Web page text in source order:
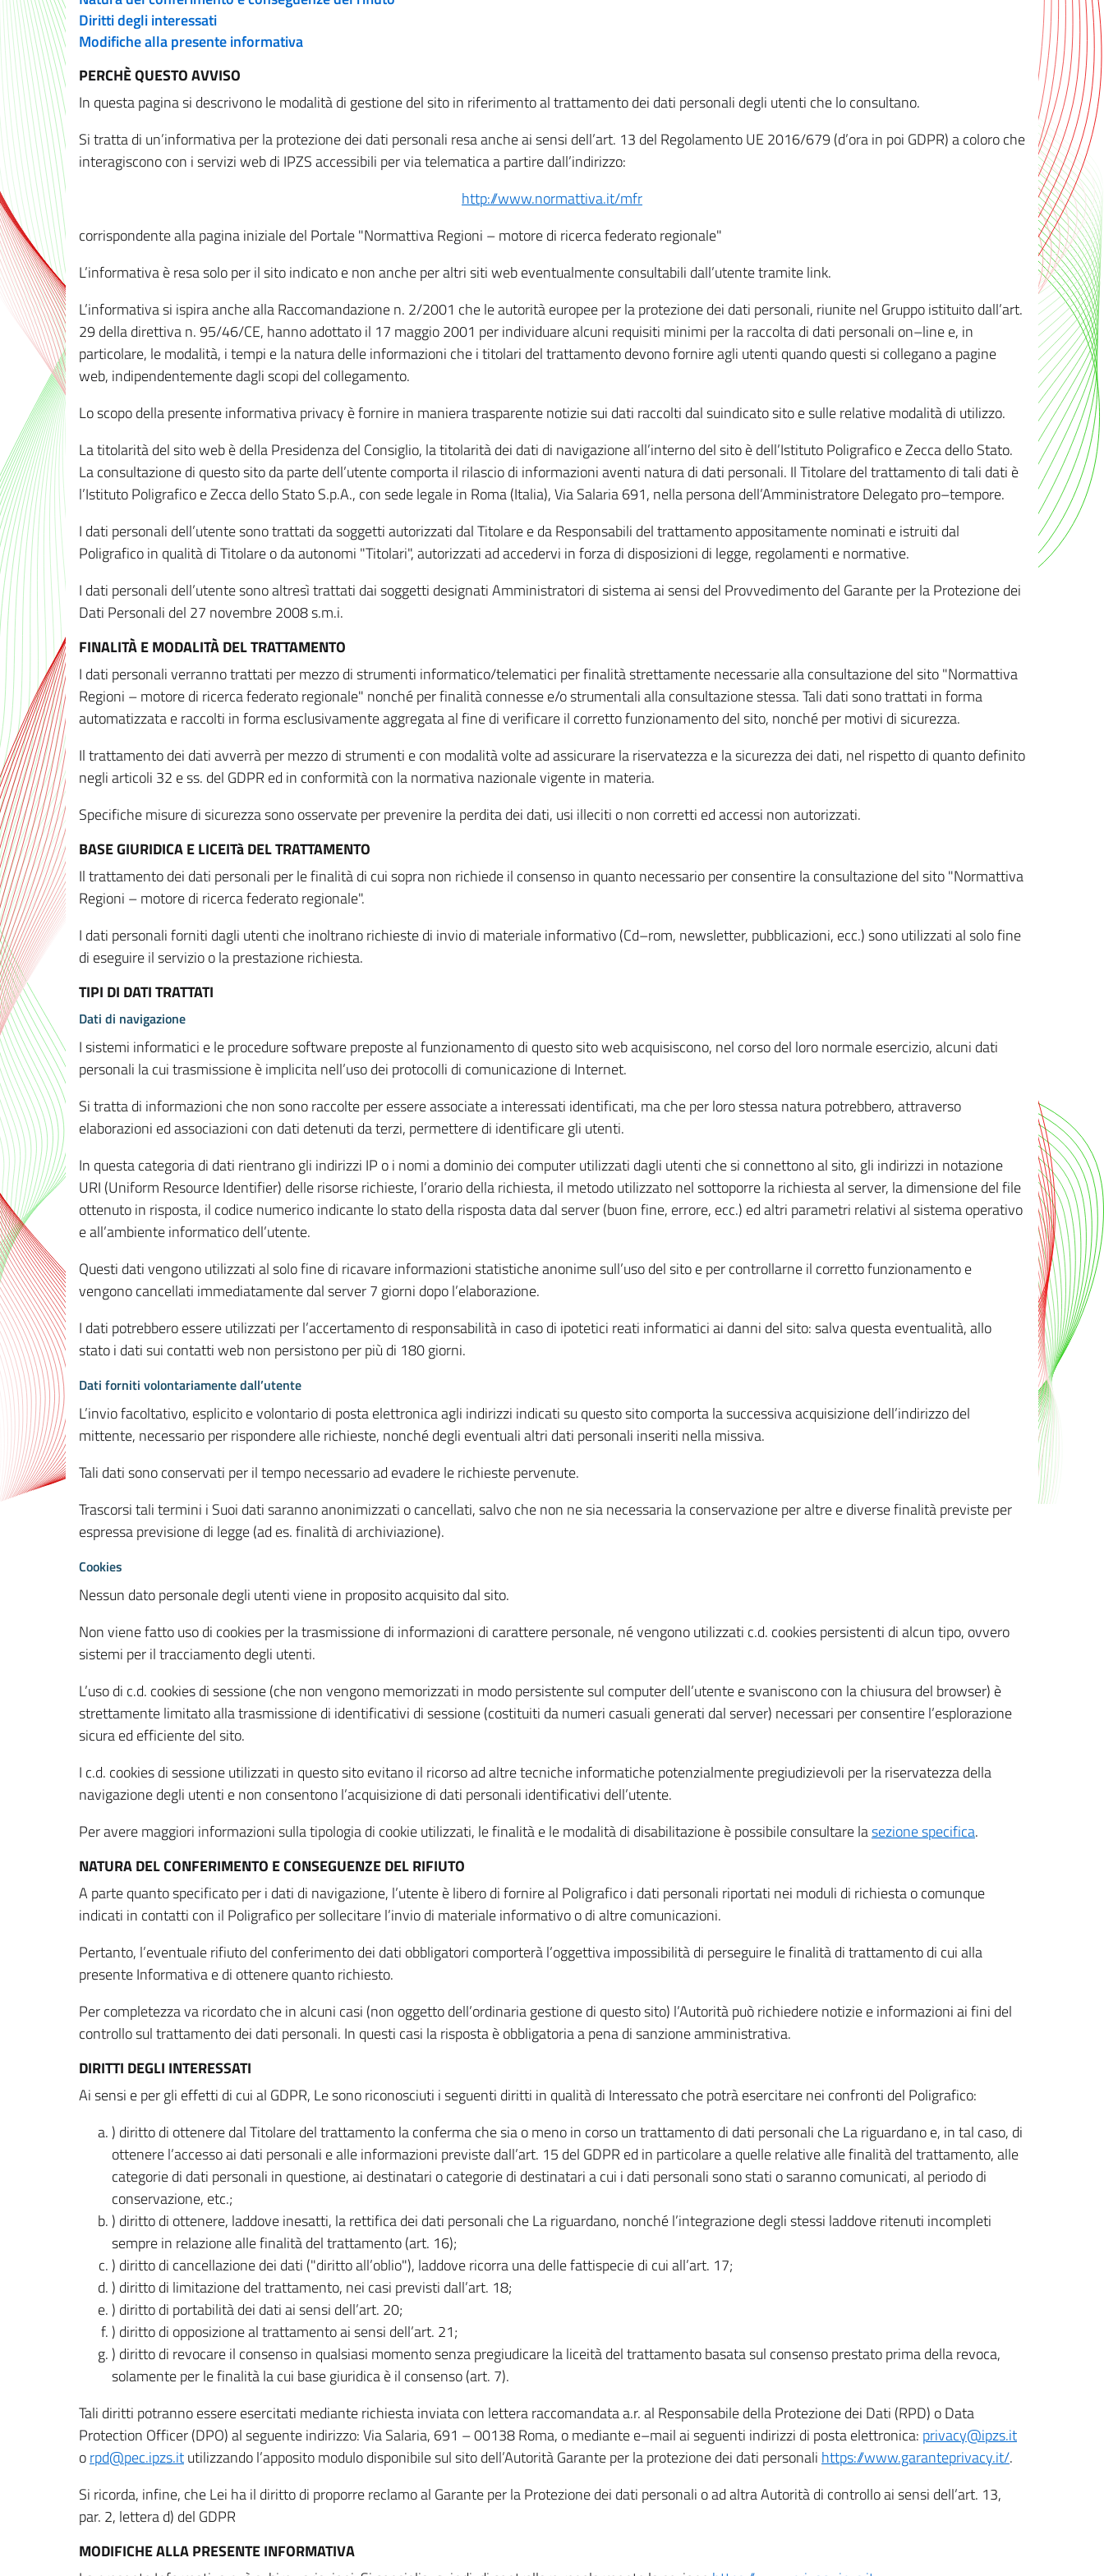
Diritti degli interessati
Modifiche alla presente informativa
PERCHÈ QUESTO AVVISO
In questa pagina si descrivono le modalità di gestione del sito in riferimento al trattamento dei dati personali degli utenti che lo consultano.
Si tratta di un’informativa per la protezione dei dati personali resa anche ai sensi dell’art. 13 del Regolamento UE 2016/679 (d’ora in poi GDPR) a coloro che
interagiscono con i servizi web di IPZS accessibili per via telematica a partire dall’indirizzo:
http://www.normattiva.it/mfr
corrispondente alla pagina iniziale del Portale "Normattiva Regioni – motore di ricerca federato regionale"
L’informativa è resa solo per il sito indicato e non anche per altri siti web eventualmente consultabili dall’utente tramite link.
L’informativa si ispira anche alla Raccomandazione n. 2/2001 che le autorità europee per la protezione dei dati personali, riunite nel Gruppo istituito dall’art.
29 della direttiva n. 95/46/CE, hanno adottato il 17 maggio 2001 per individuare alcuni requisiti minimi per la raccolta di dati personali on–line e, in
particolare, le modalità, i tempi e la natura delle informazioni che i titolari del trattamento devono fornire agli utenti quando questi si collegano a pagine
web, indipendentemente dagli scopi del collegamento.
Lo scopo della presente informativa privacy è fornire in maniera trasparente notizie sui dati raccolti dal suindicato sito e sulle relative modalità di utilizzo.
La titolarità del sito web è della Presidenza del Consiglio, la titolarità dei dati di navigazione all’interno del sito è dell’Istituto Poligrafico e Zecca dello Stato.
La consultazione di questo sito da parte dell’utente comporta il rilascio di informazioni aventi natura di dati personali. Il Titolare del trattamento di tali dati è
l’Istituto Poligrafico e Zecca dello Stato S.p.A., con sede legale in Roma (Italia), Via Salaria 691, nella persona dell’Amministratore Delegato pro–tempore.
I dati personali dell’utente sono trattati da soggetti autorizzati dal Titolare e da Responsabili del trattamento appositamente nominati e istruiti dal
Poligrafico in qualità di Titolare o da autonomi "Titolari", autorizzati ad accedervi in forza di disposizioni di legge, regolamenti e normative.
I dati personali dell’utente sono altresì trattati dai soggetti designati Amministratori di sistema ai sensi del Provvedimento del Garante per la Protezione dei
Dati Personali del 27 novembre 2008 s.m.i.
FINALITÀ E MODALITÀ DEL TRATTAMENTO
I dati personali verranno trattati per mezzo di strumenti informatico/telematici per finalità strettamente necessarie alla consultazione del sito "Normattiva
Regioni – motore di ricerca federato regionale" nonché per finalità connesse e/o strumentali alla consultazione stessa. Tali dati sono trattati in forma
automatizzata e raccolti in forma esclusivamente aggregata al fine di verificare il corretto funzionamento del sito, nonché per motivi di sicurezza.
Il trattamento dei dati avverrà per mezzo di strumenti e con modalità volte ad assicurare la riservatezza e la sicurezza dei dati, nel rispetto di quanto definito
negli articoli 32 e ss. del GDPR ed in conformità con la normativa nazionale vigente in materia.
Specifiche misure di sicurezza sono osservate per prevenire la perdita dei dati, usi illeciti o non corretti ed accessi non autorizzati.
BASE GIURIDICA E LICEITà DEL TRATTAMENTO
Il trattamento dei dati personali per le finalità di cui sopra non richiede il consenso in quanto necessario per consentire la consultazione del sito "Normattiva
Regioni – motore di ricerca federato regionale".
I dati personali forniti dagli utenti che inoltrano richieste di invio di materiale informativo (Cd–rom, newsletter, pubblicazioni, ecc.) sono utilizzati al solo fine
di eseguire il servizio o la prestazione richiesta.
TIPI DI DATI TRATTATI
Dati di navigazione
I sistemi informatici e le procedure software preposte al funzionamento di questo sito web acquisiscono, nel corso del loro normale esercizio, alcuni dati
personali la cui trasmissione è implicita nell’uso dei protocolli di comunicazione di Internet.
Si tratta di informazioni che non sono raccolte per essere associate a interessati identificati, ma che per loro stessa natura potrebbero, attraverso
elaborazioni ed associazioni con dati detenuti da terzi, permettere di identificare gli utenti.
In questa categoria di dati rientrano gli indirizzi IP o i nomi a dominio dei computer utilizzati dagli utenti che si connettono al sito, gli indirizzi in notazione
URI (Uniform Resource Identifier) delle risorse richieste, l’orario della richiesta, il metodo utilizzato nel sottoporre la richiesta al server, la dimensione del file
ottenuto in risposta, il codice numerico indicante lo stato della risposta data dal server (buon fine, errore, ecc.) ed altri parametri relativi al sistema operativo
e all’ambiente informatico dell’utente.
Questi dati vengono utilizzati al solo fine di ricavare informazioni statistiche anonime sull’uso del sito e per controllarne il corretto funzionamento e
vengono cancellati immediatamente dal server 7 giorni dopo l’elaborazione.
I dati potrebbero essere utilizzati per l’accertamento di responsabilità in caso di ipotetici reati informatici ai danni del sito: salva questa eventualità, allo
stato i dati sui contatti web non persistono per più di 180 giorni.
Dati forniti volontariamente dall’utente
L’invio facoltativo, esplicito e volontario di posta elettronica agli indirizzi indicati su questo sito comporta la successiva acquisizione dell’indirizzo del
mittente, necessario per rispondere alle richieste, nonché degli eventuali altri dati personali inseriti nella missiva.
Tali dati sono conservati per il tempo necessario ad evadere le richieste pervenute.
Trascorsi tali termini i Suoi dati saranno anonimizzati o cancellati, salvo che non ne sia necessaria la conservazione per altre e diverse finalità previste per
espressa previsione di legge (ad es. finalità di archiviazione).
Cookies
Nessun dato personale degli utenti viene in proposito acquisito dal sito.
Non viene fatto uso di cookies per la trasmissione di informazioni di carattere personale, né vengono utilizzati c.d. cookies persistenti di alcun tipo, ovvero
sistemi per il tracciamento degli utenti.
L’uso di c.d. cookies di sessione (che non vengono memorizzati in modo persistente sul computer dell’utente e svaniscono con la chiusura del browser) è
strettamente limitato alla trasmissione di identificativi di sessione (costituiti da numeri casuali generati dal server) necessari per consentire l’esplorazione
sicura ed efficiente del sito.
I c.d. cookies di sessione utilizzati in questo sito evitano il ricorso ad altre tecniche informatiche potenzialmente pregiudizievoli per la riservatezza della
navigazione degli utenti e non consentono l’acquisizione di dati personali identificativi dell’utente.
Per avere maggiori informazioni sulla tipologia di cookie utilizzati, le finalità e le modalità di disabilitazione è possibile consultare lasezione specifica.
NATURA DEL CONFERIMENTO E CONSEGUENZE DEL RIFIUTO
A parte quanto specificato per i dati di navigazione, l’utente è libero di fornire al Poligrafico i dati personali riportati nei moduli di richiesta o comunque
indicati in contatti con il Poligrafico per sollecitare l’invio di materiale informativo o di altre comunicazioni.
Pertanto, l’eventuale rifiuto del conferimento dei dati obbligatori comporterà l’oggettiva impossibilità di perseguire le finalità di trattamento di cui alla
presente Informativa e di ottenere quanto richiesto.
Per completezza va ricordato che in alcuni casi (non oggetto dell’ordinaria gestione di questo sito) l’Autorità può richiedere notizie e informazioni ai fini del
controllo sul trattamento dei dati personali. In questi casi la risposta è obbligatoria a pena di sanzione amministrativa.
DIRITTI DEGLI INTERESSATI
Ai sensi e per gli effetti di cui al GDPR, Le sono riconosciuti i seguenti diritti in qualità di Interessato che potrà esercitare nei confronti del Poligrafico:
) diritto di ottenere dal Titolare del trattamento la conferma che sia o meno in corso un trattamento di dati personali che La riguardano e, in tal caso, di
ottenere l’accesso ai dati personali e alle informazioni previste dall’art. 15 del GDPR ed in particolare a quelle relative alle finalità del trattamento, alle
categorie di dati personali in questione, ai destinatari o categorie di destinatari a cui i dati personali sono stati o saranno comunicati, al periodo di
conservazione, etc.;
) diritto di ottenere, laddove inesatti, la rettifica dei dati personali che La riguardano, nonché l’integrazione degli stessi laddove ritenuti incompleti
sempre in relazione alle finalità del trattamento (art. 16);
) diritto di cancellazione dei dati ("diritto all’oblio"), laddove ricorra una delle fattispecie di cui all’art. 17;
) diritto di limitazione del trattamento, nei casi previsti dall’art. 18;
) diritto di portabilità dei dati ai sensi dell’art. 20;
) diritto di opposizione al trattamento ai sensi dell’art. 21;
) diritto di revocare il consenso in qualsiasi momento senza pregiudicare la liceità del trattamento basata sul consenso prestato prima della revoca,
solamente per le finalità la cui base giuridica è il consenso (art. 7).
Tali diritti potranno essere esercitati mediante richiesta inviata con lettera raccomandata a.r. al Responsabile della Protezione dei Dati (RPD) o Data
Protection Officer (DPO) al seguente indirizzo: Via Salaria, 691 – 00138 Roma, o mediante e–mail ai seguenti indirizzi di posta elettronica: privacy@ipzs.it
orpd@pec.ipzs.itutilizzando l’apposito modulo disponibile sul sito dell’Autorità Garante per la protezione dei dati personali https://www.garanteprivacy.it/.
Si ricorda, infine, che Lei ha il diritto di proporre reclamo al Garante per la Protezione dei dati personali o ad altra Autorità di controllo ai sensi dell’art. 13,
par. 2, lettera d) del GDPR
MODIFICHE ALLA PRESENTE INFORMATIVA